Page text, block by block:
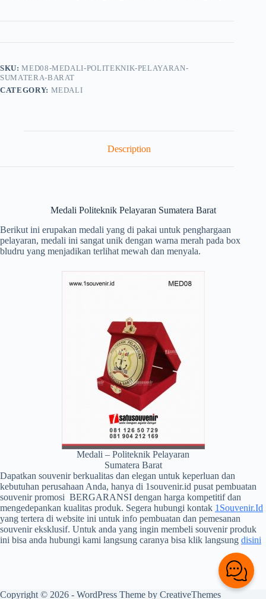
SKU:MED08-MEDALI-POLITEKNIK-PELAYARAN-
SUMATERA-BARAT
CATEGORY: MEDALI
Description
Medali Politeknik Pelayaran Sumatera Barat
Berikut ini erupakan medali yang di pakai untuk penghargaan
pelayaran, medali ini sangat unik dengan warna merah pada box
bludru yang menjadikan terlihat mewah dan menyala.
Medali – Politeknik Pelayaran
Sumatera Barat
Dapatkan souvenir berkualitas dan elegan untuk keperluan dan
kebutuhan perusahaan Anda, hanya di 1souvenir.id pusat pembuatan
souvenir promosi BERGARANSI dengan harga kompetitif dan
mengedepankan kualitas produk. Segera hubungi kontak 1Souvenir.Id
yang tertera di website ini untuk info pembuatan dan pemesanan
souvenir eksklusif. Untuk anda yang ingin membeli souvenir produk
ini bisa anda hubungi kami langsung caranya bisa klik langsung disini
Copyright © 2026 - WordPress Theme by CreativeThemes